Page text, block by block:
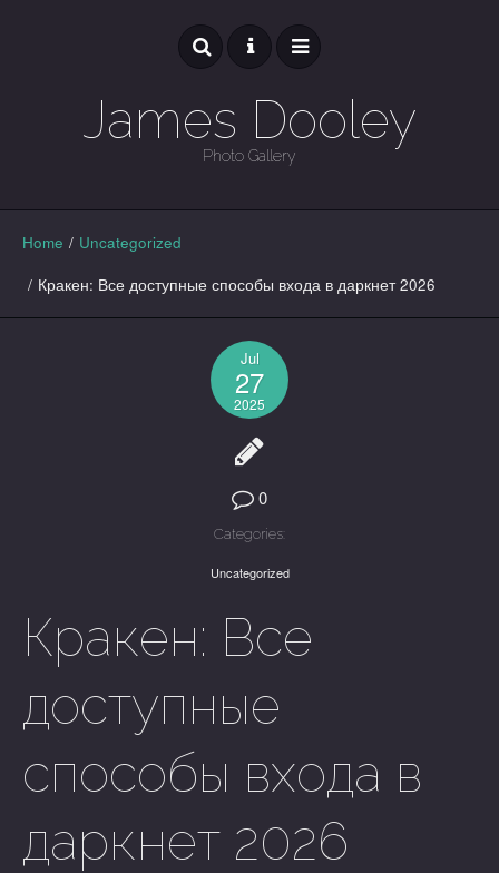
James Dooley
Photo Gallery
GALLERY
Home / Uncategorized
/ Кракен: Все доступные способы входа в даркнет 2026
Jul
27
2025
0
Categories:
Uncategorized
Кракен: Все
доступные
способы входа в
даркнет 2026